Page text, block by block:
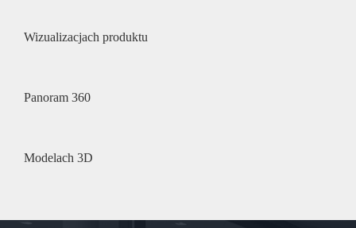
Wizualizacjach produktu
Panoram 360
Modelach 3D